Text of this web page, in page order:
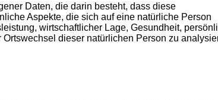
Daten, die darin besteht, dass diese
Aspekte, die sich auf eine natürliche Person
wirtschaftlicher Lage, Gesundheit,
dieser natürlichen Person zu